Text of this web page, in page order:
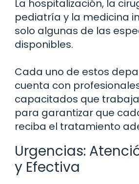
La hospitalización, la
pediatría y la medicina
solo algunas de las
disponibles.
Cada uno de estos
cuenta con
capacitados que
para garantizar que
reciba el tratamiento
Urgencias:
y Efectiva